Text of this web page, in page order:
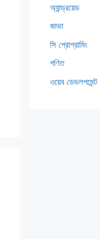
অ্যান্ড্রয়েড
জাভা
সি প্রোগ্রামিং
গণিত
ওয়েব ডেভলপমেন্ট